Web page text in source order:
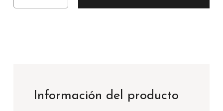
Información del producto